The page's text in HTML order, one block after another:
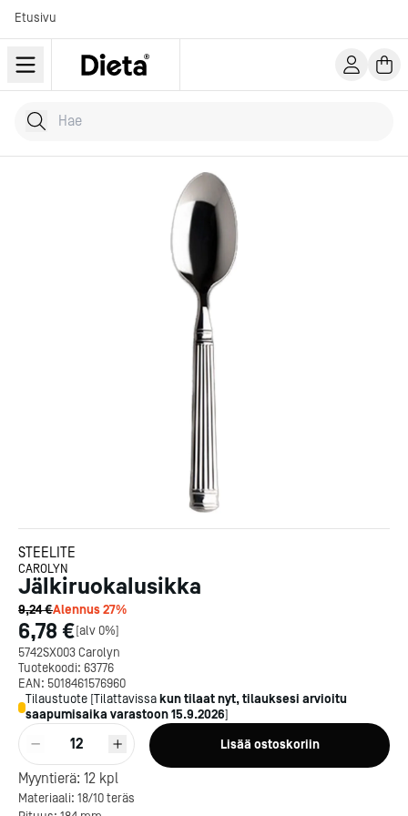
Etusivu
Hae tuotteita
Kirjoita hakusana...
STEELITE
CAROLYN
Jälkiruokalusikka
9,24 €Alennus27%
6,78 €[alv 0%]
5742SX003 Carolyn
Tuotekoodi: 63776
EAN: 5018461576960
Tilaustuote [Tilattavissa kun tilaat nyt, tilauksesi arvioitu
saapumisaika varastoon15.9.2026]
12 Lisää ostoskoriin
Myyntierä: 12 kpl
Materiaali: 18/10 teräs
Kotipizza on vuonna 1987
perustettu yritys, jolla on yli
300 ravintolaa eri puolella